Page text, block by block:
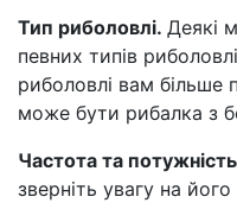
Тип риболовлі. Деякі
певних типів
риболовлі вам більше
може бути рибалка з
Частота та
зверніть увагу на